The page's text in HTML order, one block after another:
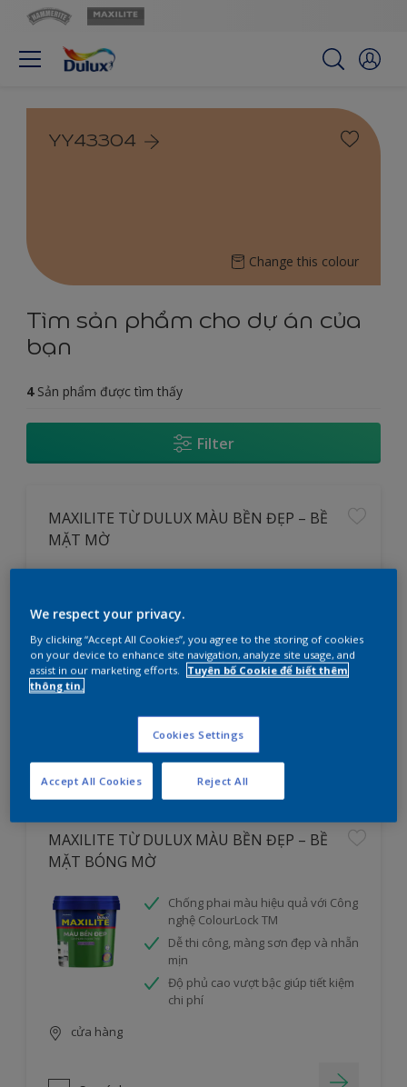
YY43304
Change this colour
Tìm sản phẩm cho dự án của
bạn
4 Sản phẩm được tìm thấy
Filter
MAXILITE TỪ DULUX MÀU BỀN ĐẸP – BỀ
MẶT MỜ
Chống phai màu hiệu quả với Công
nghệ ColourLock TM
Chống rêu mốc
cửa hàng
MAXILITE TỪ DULUX MÀU BỀN ĐẸP – BỀ
MẶT BÓNG MỜ
Chống phai màu hiệu quả với Công
nghệ ColourLock TM
Dễ thi công, màng sơn đẹp và nhẵn
mịn
Độ phủ cao vượt bậc giúp tiết kiệm
chi phí
cửa hàng
We respect your privacy.
By clicking “Accept All Cookies”, you agree to the storing of cookies
on your device to enhance site navigation, analyze site usage, and
assist in our marketing efforts.
Tuyên bố Cookie để biết thêm
thông tin.
Cookies Settings
Reject All
Accept All Cookies